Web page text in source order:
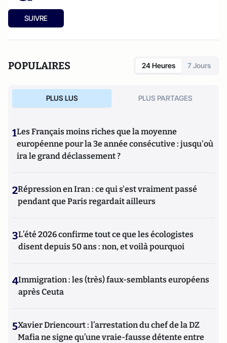
SUIVRE
POPULAIRES 24 Heures 7 Jours
PLUS LUS PLUS PARTAGES
1Les Français moins riches que la moyenne
européenne pour la 3e année consécutive : jusqu'où
ira le grand déclassement ?
2Répression en Iran : ce qui s'est vraiment passé
pendant que Paris regardait ailleurs
3L’été 2026 confirme tout ce que les écologistes
disent depuis 50 ans : non, et voilà pourquoi
4Immigration : les (très) faux-semblants européens
après Ceuta
5Xavier Driencourt : l’arrestation du chef de la DZ
Mafia ne signe qu’une vraie-fausse détente entre